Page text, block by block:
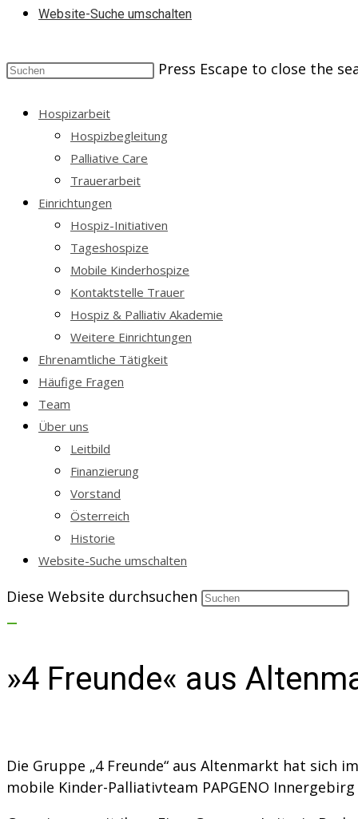
Website-Suche umschalten
Press Escape to close the
Hospizarbeit
Hospizbegleitung
Palliative Care
Trauerarbeit
Einrichtungen
Hospiz-Initiativen
Tageshospize
Mobile Kinderhospize
Kontaktstelle Trauer
Hospiz & Palliativ Akademie
Weitere Einrichtungen
Ehrenamtliche Tätigkeit
Häufige Fragen
Team
Über uns
Leitbild
Finanzierung
Vorstand
Österreich
Historie
Website-Suche umschalten
Diese Website durchsuchen
»4 Freunde« aus
Die Gruppe „4 Freunde“ aus Altenmarkt hat sich
mobile Kinder-Palliativteam PAPGENO